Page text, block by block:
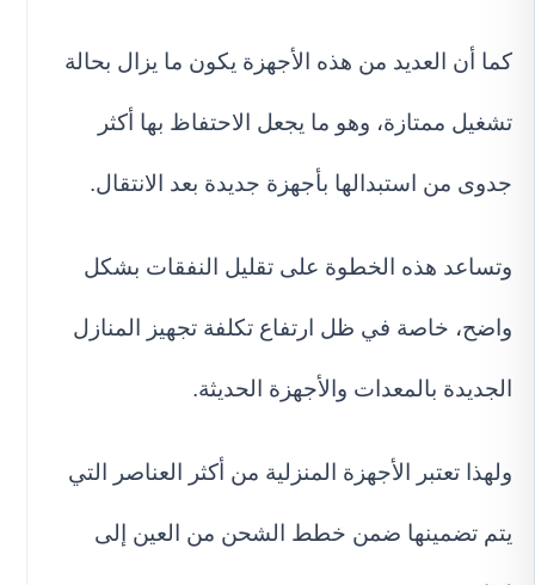
كما أن العديد من هذه الأجهزة يكون ما يزال بحالة
تشغيل ممتازة، وهو ما يجعل الاحتفاظ بها أكثر
جدوى من استبدالها بأجهزة جديدة بعد الانتقال.
وتساعد هذه الخطوة على تقليل النفقات بشكل
واضح، خاصة في ظل ارتفاع تكلفة تجهيز المنازل
الجديدة بالمعدات والأجهزة الحديثة.
ولهذا تعتبر الأجهزة المنزلية من أكثر العناصر التي
يتم تضمينها ضمن خطط الشحن من العين إلى